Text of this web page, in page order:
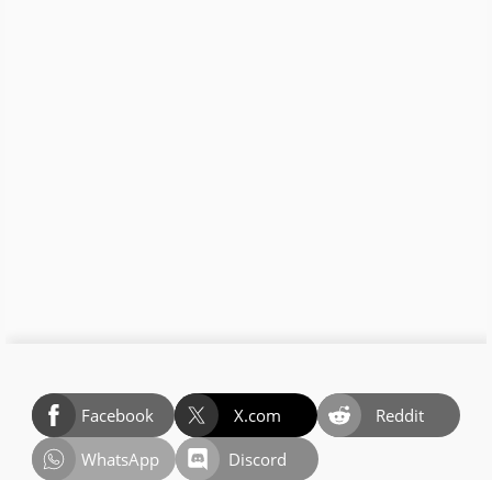
Facebook X.com
Reddit
WhatsApp
Discord